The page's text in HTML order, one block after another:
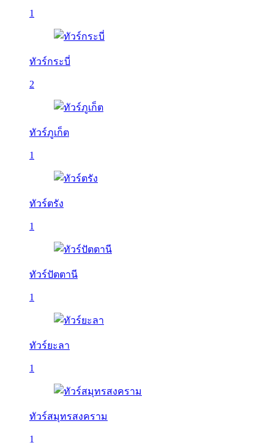
1
ทัวร์กระบี่
2
ทัวร์ภูเก็ต
1
ทัวร์ตรัง
1
ทัวร์ปัตตานี
1
ทัวร์ยะลา
1
ทัวร์สมุทรสงคราม
1